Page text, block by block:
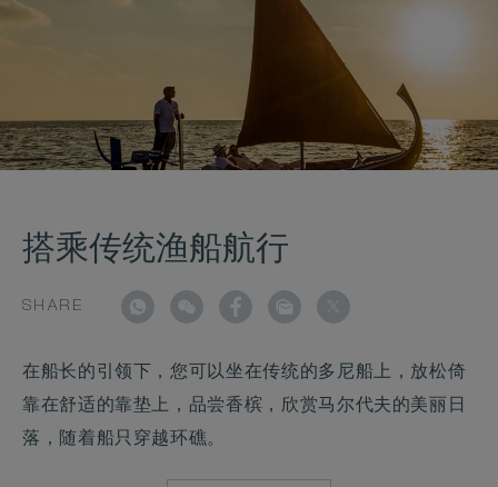
搭乘传统渔船航行
SHARE
在船长的引领下，您可以坐在传统的多尼船上，放松倚
靠在舒适的靠垫上，品尝香槟，欣赏马尔代夫的美丽日
落，随着船只穿越环礁。